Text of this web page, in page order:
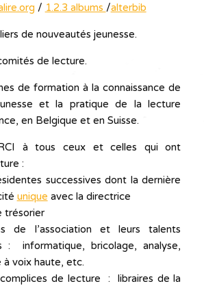
/ 1.2.3 albums /alterbib
de nouveautés jeunesse.
de lecture.
de formation à la connaissance de
et la pratique de la lecture
en Belgique et en Suisse.
à tous ceux et celles qui ont
:
successives dont la dernière
unique avec la directrice
trésorier
de l’association et leurs talents
: informatique, bricolage, analyse,
voix haute, etc.
de lecture : libraires de la